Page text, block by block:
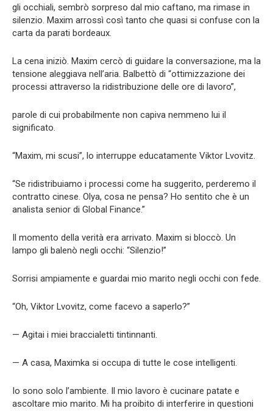
gli occhiali, sembrò sorpreso dal mio caftano, ma rimase in
silenzio. Maxim arrossì così tanto che quasi si confuse con la
carta da parati bordeaux.
La cena iniziò. Maxim cercò di guidare la conversazione, ma la
tensione aleggiava nell’aria. Balbettò di “ottimizzazione dei
processi attraverso la ridistribuzione delle ore di lavoro”,
parole di cui probabilmente non capiva nemmeno lui il
significato.
“Maxim, mi scusi”, lo interruppe educatamente Viktor Lvovitz.
“Se ridistribuiamo i processi come ha suggerito, perderemo il
contratto cinese. Olya, cosa ne pensa? Ho sentito che è un
analista senior di Global Finance.”
Il momento della verità era arrivato. Maxim si bloccò. Un
lampo gli balenò negli occhi: “Silenzio!”
Sorrisi ampiamente e guardai mio marito negli occhi con fede.
“Oh, Viktor Lvovitz, come facevo a saperlo?”
— Agitai i miei braccialetti tintinnanti.
— A casa, Maximka si occupa di tutte le cose intelligenti.
Io sono solo l’ambiente. Il mio lavoro è cucinare patate e
ascoltare mio marito. Mi ha proibito di interferire in questioni